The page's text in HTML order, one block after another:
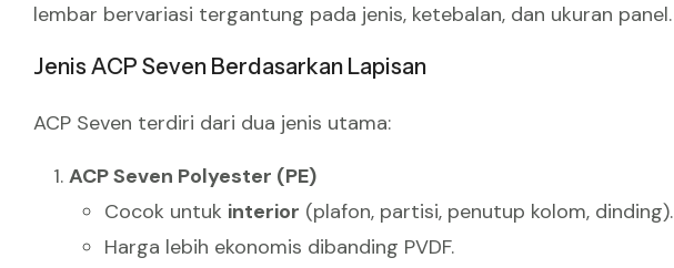
lembar bervariasi tergantung pada jenis, ketebalan, dan ukuran panel.
Jenis ACP Seven Berdasarkan Lapisan
ACP Seven terdiri dari dua jenis utama:
ACP Seven Polyester (PE)
Cocok untuk interior (plafon, partisi, penutup kolom, dinding).
Harga lebih ekonomis dibanding PVDF.